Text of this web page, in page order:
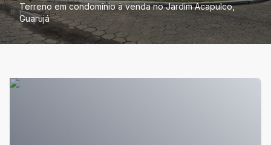
Terreno em condomínio à venda no Jardim Acapulco,
Guarujá